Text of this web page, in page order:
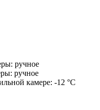
ручное
ручное
камере: -12 °C